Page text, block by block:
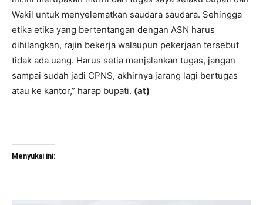
Wakil untuk menyelematkan saudara saudara. Sehingga
etika etika yang bertentangan dengan ASN harus
dihilangkan, rajin bekerja walaupun pekerjaan tersebut
tidak ada uang. Harus setia menjalankan tugas, jangan
sampai sudah jadi CPNS, akhirnya jarang lagi bertugas
atau ke kantor,” harap bupati. (at)
Menyukai ini: